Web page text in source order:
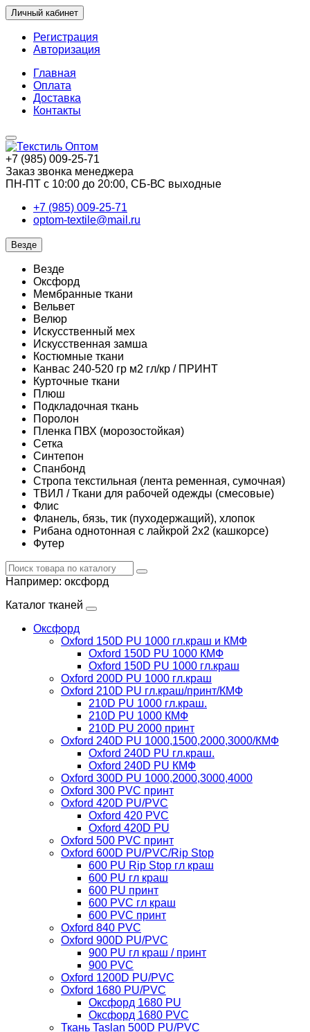
Личный кабинет
Регистрация
Авторизация
Главная
Оплата
Доставка
Контакты
+7 (985) 009-25-71
Заказ звонка менеджера
ПН-ПТ с 10:00 до 20:00, СБ-ВС выходные
+7 (985) 009-25-71
optom-textile@mail.ru
Везде
Везде
Оксфорд
Мембранные ткани
Вельвет
Велюр
Искусственный мех
Искусственная замша
Костюмные ткани
Канвас 240-520 гр м2 гл/кр / ПРИНТ
Курточные ткани
Плюш
Подкладочная ткань
Поролон
Пленка ПВХ (морозостойкая)
Сетка
Синтепон
Спанбонд
Стропа текстильная (лента ременная, сумочная)
ТВИЛ / Ткани для рабочей одежды (смесовые)
Флис
Фланель, бязь, тик (пуходержащий), хлопок
Рибана однотонная с лайкрой 2х2 (кашкорсе)
Футер
Например: оксфорд
Каталог тканей
Оксфорд
Oxford 150D PU 1000 гл.краш и КМФ
Oxford 150D PU 1000 КМФ
Oxford 150D PU 1000 гл.краш
Oxford 200D PU 1000 гл.краш
Oxford 210D PU гл.краш/принт/КМФ
210D PU 1000 гл.краш.
210D PU 1000 КМФ
210D PU 2000 принт
Oxford 240D PU 1000,1500,2000,3000/КМФ
Oxford 240D PU гл.краш.
Oxford 240D PU КМФ
Oxford 300D PU 1000,2000,3000,4000
Oxford 300 PVC принт
Oxford 420D PU/PVC
Oxford 420 PVC
Oxford 420D PU
Oxford 500 PVC принт
Oxford 600D PU/PVC/Rip Stop
600 PU Rip Stop гл краш
600 PU гл краш
600 PU принт
600 PVC гл краш
600 PVC принт
Oxford 840 PVC
Oxford 900D PU/PVC
900 PU гл краш / принт
900 PVC
Oxford 1200D PU/PVC
Oxford 1680 PU/PVC
Оксфорд 1680 PU
Оксфорд 1680 PVC
Ткань Taslan 500D PU/PVC